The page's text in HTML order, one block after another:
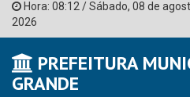
Hora: 08:12/Sábado, 08 de
2026
PREFEITURA
GRANDE